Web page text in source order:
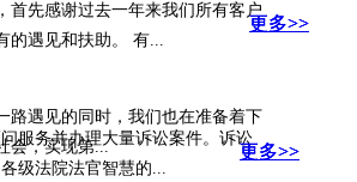
首先感谢过去一年来我们所有客户
的遇见和扶助。 有...
更多>>
路遇见的同时，我们也在准备着下
会，实现第...
更多>>
更多>>
服务并办理大量诉讼案件。诉讼
级法院法官智慧的...
更多>>
更多>>
更多>>